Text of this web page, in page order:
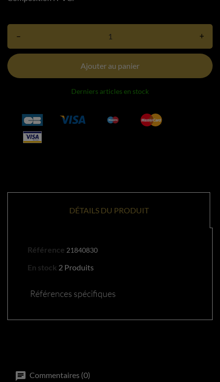
– +
Ajouter au panier
Derniers articles en stock
DÉTAILS DU PRODUIT
Référence 21840830
En stock 2 Produits
Références spécifiques
Commentaires (0)